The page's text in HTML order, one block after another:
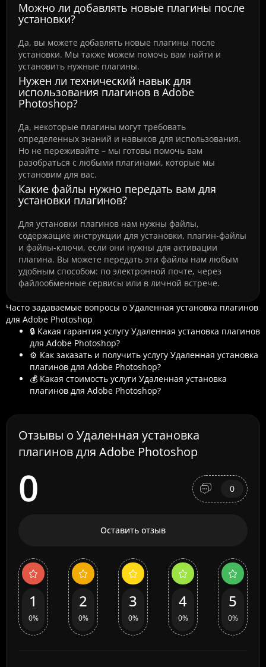
Можно ли добавлять новые плагины после
установки?
Да, вы можете добавлять новые плагины после
установки. Мы также можем помочь вам найти и
установить нужные плагины.
Нужен ли технический навык для
использования плагинов в Adobe
Photoshop?
Да, некоторые плагины могут требовать
определенных знаний и навыков для использования.
Но не переживайте – мы готовы помочь вам
разобраться с любыми плагинами, которые мы
установим для вас.
Какие файлы нужно передать вам для
установки плагинов?
Для установки плагинов нам нужны файлы,
содержащие инструкции для установки, плагин-файлы
и файлы-ключи, если они нужны для активации
плагина. Вы можете передать эти файлы нам любым
удобным способом: по электронной почте, через
файлообменные сервисы или в личной встрече.
Часто задаваемые вопросы о Удаленная установка плагинов
для Adobe Photoshop
🔒 Какая гарантия услугу Удаленная установка плагинов
для Adobe Photoshop?
⚙️ Как заказать и получить услугу Удаленная установка
плагинов для Adobe Photoshop?
💰 Какая стоимость услуги Удаленная установка
плагинов для Adobe Photoshop?
Отзывы о Удаленная установка
плагинов для Adobe Photoshop
0 0
Оставить отзыв
1
0%
2
0%
3
0%
4
0%
5
0%